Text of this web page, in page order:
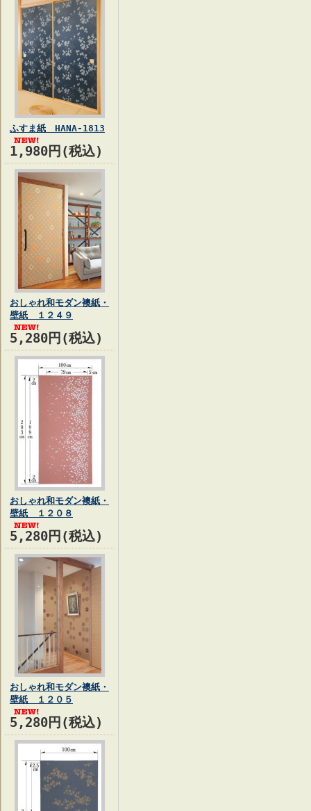
ふすま紙 HANA-1813
1,980円(税込)
おしゃれ和モダン襖紙・
壁紙 １２４９
5,280円(税込)
おしゃれ和モダン襖紙・
壁紙 １２０８
5,280円(税込)
おしゃれ和モダン襖紙・
壁紙 １２０５
5,280円(税込)